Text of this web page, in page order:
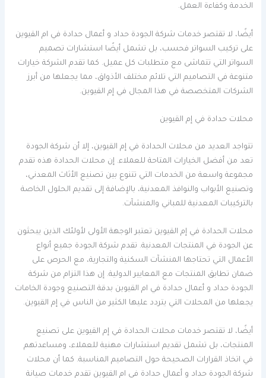
الخدمة وكفاءة العمل.
أيضًا، لا تقتصر خدمات شركة الجودة حداد و أعمال حدادة في ام القيوين
على تركيب السواتر فحسب، بل تشمل أيضًا استشارات تصميم
السواتر التي تتماشى مع متطلبات كل عميل. كما تقدم الشركة خيارات
متنوعة في التصاميم التي تلائم مختلف الأذواق، مما يجعلها من أبرز
الشركات المتخصصة في هذا المجال في إم القيوين.
محلات حدادة في إم القيوين
تتواجد العديد من محلات الحدادة في إم القيوين، إلا أن شركة الجودة
تعد من أفضل الخيارات المتاحة للعملاء. إن محلات الحدادة هذه تقدم
مجموعة واسعة من الخدمات التي تتنوع بين تصنيع الأثاث المعدني،
وتصنيع الأبواب والنوافذ المعدنية، بالإضافة إلى تقديم الحلول الخاصة
بالتركيبات المعدنية للمباني والمنشآت.
محلات الحدادة في إم القيوين تعتبر الوجهة الأولى لأولئك الذين يبحثون
عن الجودة في المنتجات المعدنية. تقدم شركة الجودة جميع أنواع
الأعمال التي تحتاجها المنشآت السكنية والتجارية، مع الحرص على
ضمان تطابق المنتجات مع المعايير الدولية. إن هذا التزام من شركة
الجودة حداد و أعمال حدادة في ام القيوين بدقة التصنيع وجودة الخامات
يجعلها من المحلات التي يتردد عليها الكثير من الناس في إم القيوين.
أيضًا، لا تقتصر خدمات محلات الحدادة في إم القيوين على تصنيع
المنتجات، بل تشمل تقديم استشارات مهنية للعملاء، ومساعدتهم
في اتخاذ القرارات الصحيحة حول التصاميم المناسبة. كما أن محلات
شركة الجودة حداد و أعمال حدادة في ام القيوين تقدم خدمات صيانة